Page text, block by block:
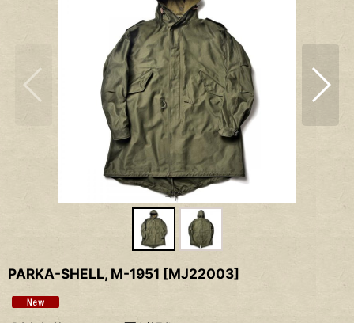
PARKA-SHELL, M-1951 [MJ22003]